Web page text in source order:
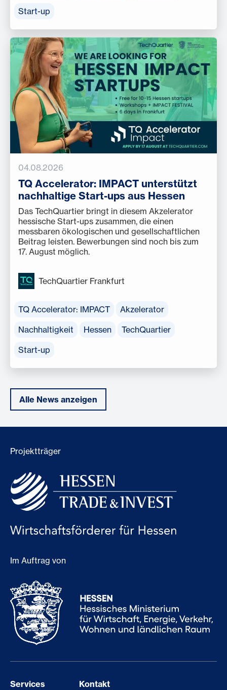
Start-up
04.08.2026
TQ Accelerator: IMPACT unterstützt
nachhaltige Start-ups aus Hessen
Das TechQuartier bringt in diesem Akzelerator
hessische Start-ups zusammen, die einen
messbaren ökologischen und gesellschaftlichen
Beitrag leisten. Bewerbungen sind noch bis zum
17. August möglich.
TechQuartier Frankfurt
TQ Accelerator: IMPACT
Akzelerator
Nachhaltigkeit
Hessen
TechQuartier
Start-up
Alle News anzeigen
Projektträger
Im Auftrag von
Services Kontakt